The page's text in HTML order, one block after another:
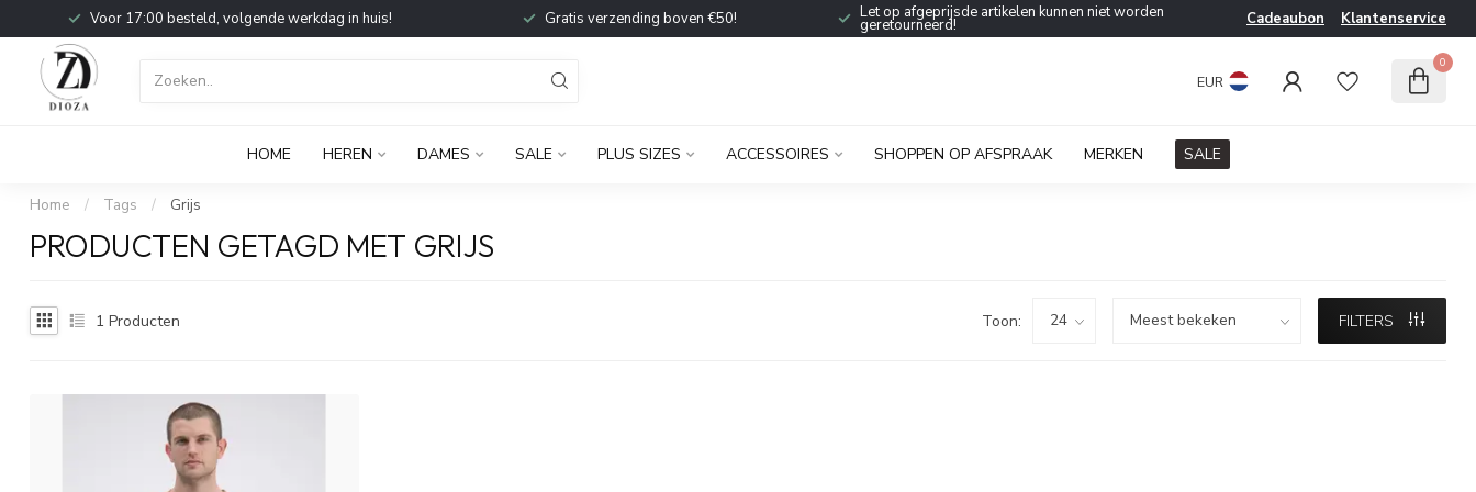
Voor 17:00 besteld, volgende werkdag in huis! Gratis verzending boven €50! Let op afgeprijsde artikelen kunnen niet worden
geretourneerd! Cadeaubon Klantenservice
EUR
0
HOME HEREN DAMES SALE PLUS SIZES ACCESSOIRES SHOPPEN OP AFSPRAAK MERKEN SALE
Home / Tags / Grijs
PRODUCTEN GETAGD MET GRIJS
1 Producten Toon: FILTERS